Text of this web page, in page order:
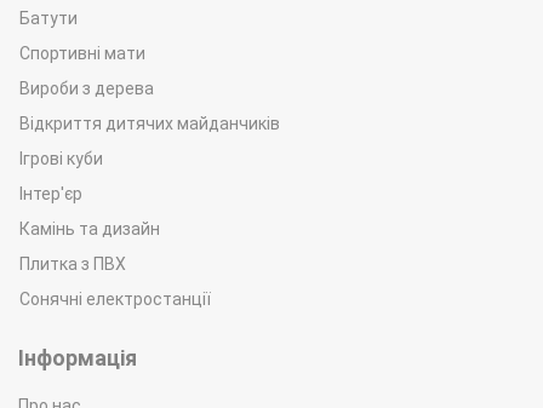
Батути
Спортивні мати
Вироби з дерева
Відкриття дитячих майданчиків
Ігрові куби
Інтер'єр
Камінь та дизайн
Плитка з ПВХ
Сонячні електростанції
Інформація